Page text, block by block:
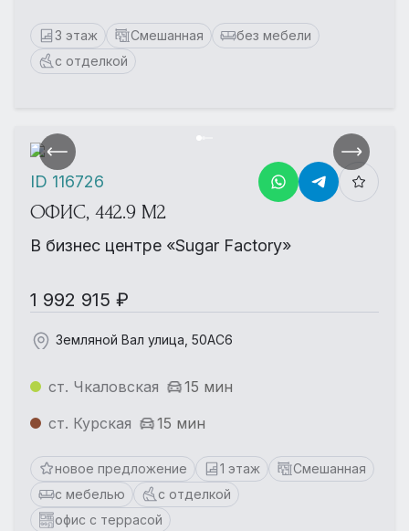
3 этаж Смешанная
без мебели
с отделкой
ОФИС, 442.9 М2
В бизнес центре «Sugar Factory»
1 992 915 ₽
Земляной Вал улица, 50АС6
ст. Чкаловская
15 мин
ст. Курская
15 мин
новое предложение 1 этаж
Смешанная
с мебелью
с отделкой
офис с террасой
ID 116726